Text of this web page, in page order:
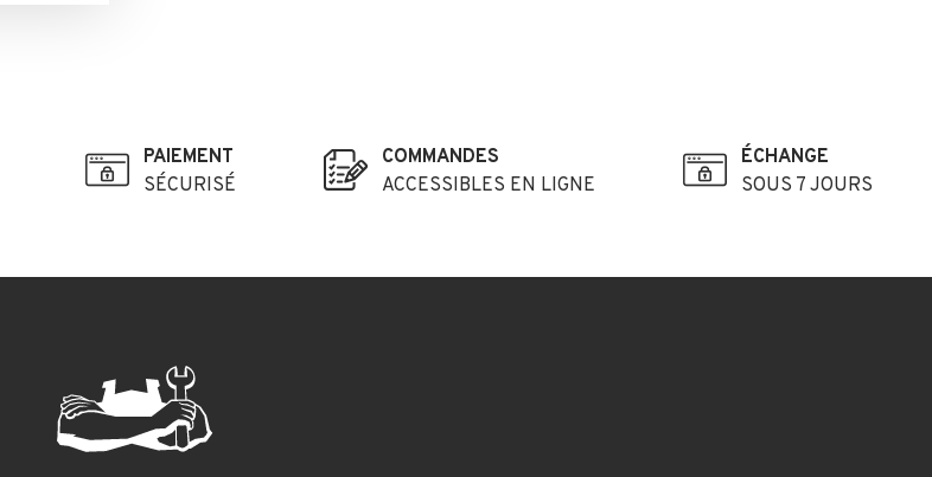
PAIEMENT
SÉCURISÉ
COMMANDES
ACCESSIBLES EN LIGNE
ÉCHANGE
SOUS 7 JOURS